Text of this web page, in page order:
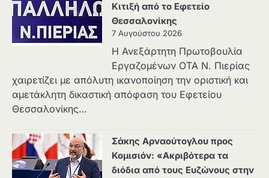
Κιτιξή από το Εφετείο
Θεσσαλονίκης
7 Αυγούστου 2026
Η Ανεξάρτητη Πρωτοβουλία
Εργαζομένων ΟΤΑ Ν. Πιερίας
χαιρετίζει με απόλυτη ικανοποίηση την οριστική και
αμετάκλητη δικαστική απόφαση του Εφετείου
Θεσσαλονίκης…
Σάκης Αρναούτογλου προς
Κομισιόν: «Ακριβότερα τα
διόδια από τους Ευζώνους στην